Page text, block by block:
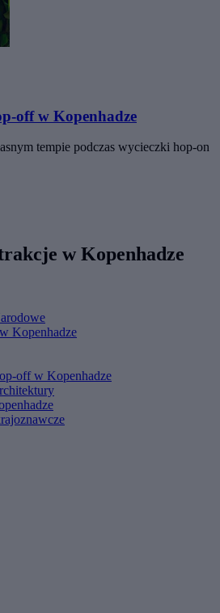
off w Kopenhadze
tempie podczas wycieczki hop-on
w Kopenhadze
Kopenhadze
off w Kopenhadze